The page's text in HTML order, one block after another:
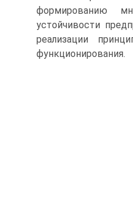
формированию
устойчивости
реализации
функционирования.